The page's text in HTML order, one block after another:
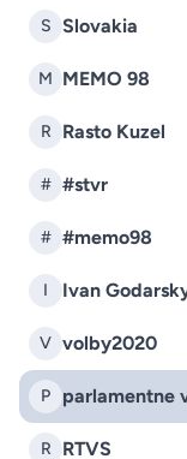
S Slovakia
M MEMO 98
R Rasto Kuzel
# #stvr
# #memo98
I Ivan
V volby2020
P parlamentne
R RTVS